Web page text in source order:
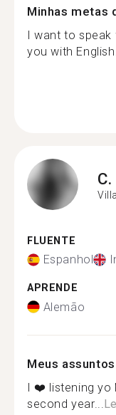
Minhas metas
I want to speak
you with
C.
FLUENTE
Espanhol
APRENDE
Alemão
Meus
I ❤️ listening yo
second year...